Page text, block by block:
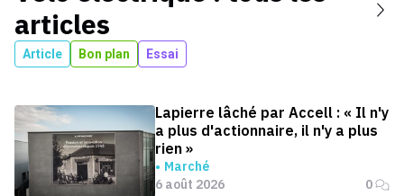
articles
Article Bon plan Essai
Lapierre lâché par Accell : « Il n'y
a plus d'actionnaire, il n'y a plus
rien »
Marché
6 août 2026
0